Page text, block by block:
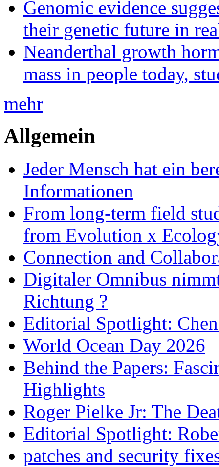
Genomic evidence
their genetic future in
Neanderthal growth
mass in people today,
mehr
Allgemein
Jeder Mensch hat ein
Informationen
From long-term field
from Evolution x
Connection and
Digitaler Omnibus
Richtung ?
Editorial Spotlight:
World Ocean Day 2026
Behind the Papers:
Highlights
Roger Pielke Jr: The
Editorial Spotlight:
patches and security